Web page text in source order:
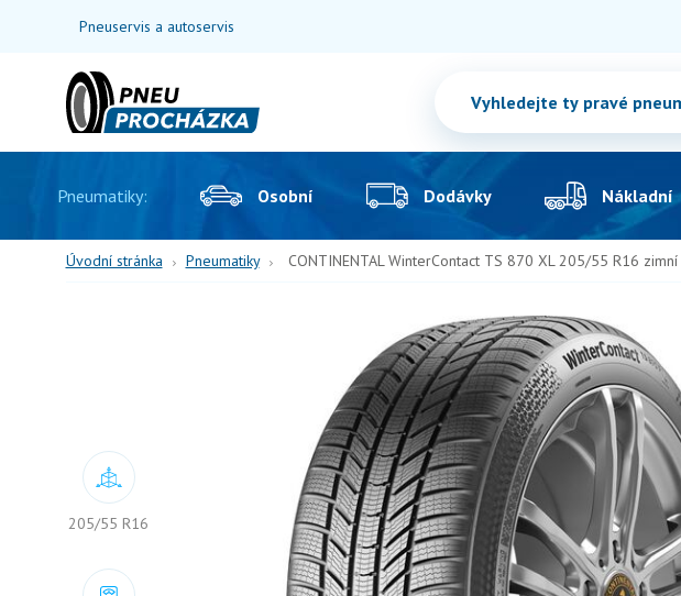
Pneuservis a autoservis
Pneumatiky: Osobní Dodávky Nákladní
Úvodní stránka Pneumatiky CONTINENTAL WinterContact TS 870 XL 205/55 R16 zimní
205/55 R16